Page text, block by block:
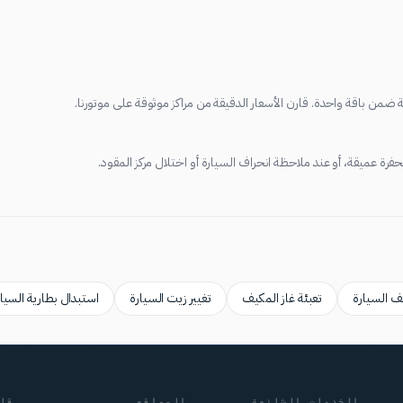
باقة واحدة. قارن الأسعار الدقيقة من مراكز موثوقة على موتورنا.
السيارة تعبئة غاز المكيف تغيير زيت السيارة استبدال بطارية